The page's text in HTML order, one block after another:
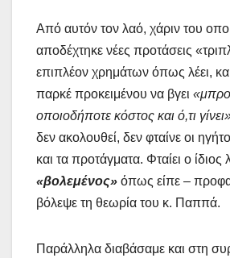
Από αυτόν τον λαό, χάριν του
αποδέχτηκε νέες προτάσεις
επιπλέον χρημάτων όπως λέει,
παρκέ προκειμένου να βγει
οποιοδήποτε κόστος και ό,τι
δεν ακολουθεί, δεν φταίνε οι
και τα προτάγματα. Φταίει ο ίδιος
«βολεμένος» όπως είπε –
βόλεψε τη θεωρία του κ. Παππά.
Παράλληλα διαβάσαμε και στη